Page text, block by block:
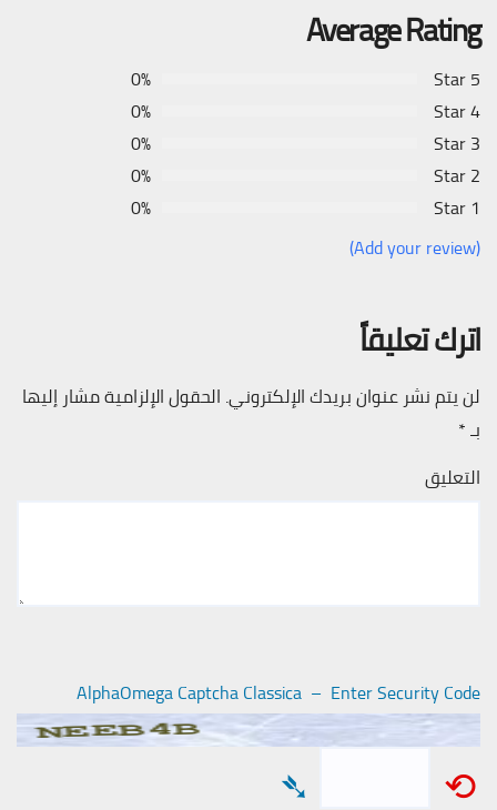
Average Rating
5 Star
0%
4 Star
0%
3 Star
0%
2 Star
0%
1 Star
0%
(Add your review)
اترك تعليقاً
لن يتم نشر عنوان بريدك الإلكتروني. الحقول الإلزامية مشار إليها
بـ*
التعليق
AlphaOmega Captcha Classica – Enter Security Code
⟲
➴